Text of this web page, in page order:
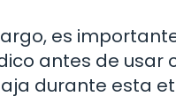
es
antes de usar
durante esta